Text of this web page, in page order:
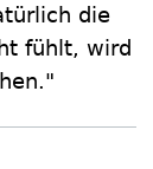
die
fühlt, wird